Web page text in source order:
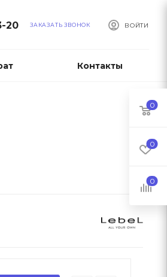
ВОЙТИ
20 ЗАКАЗАТЬ ЗВОНОК
Контакты
0
0
0